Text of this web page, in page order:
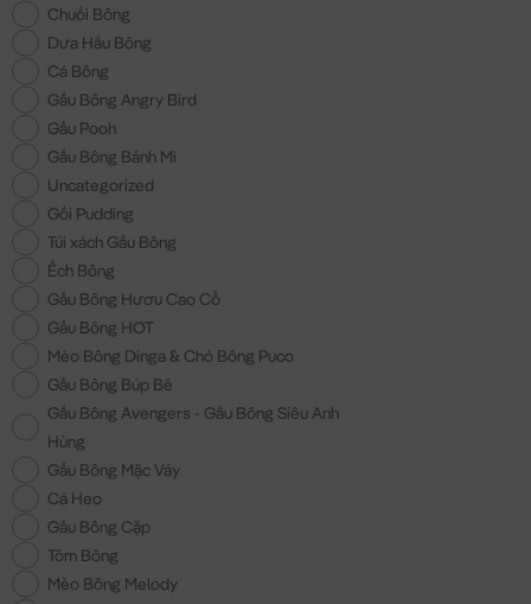
Chuối Bông
Dưa Hấu Bông
Cá Bông
Gấu Bông Angry Bird
Gấu Pooh
Gấu Bông Bánh Mì
Uncategorized
Gối Pudding
Túi xách Gấu Bông
Ếch Bông
Gấu Bông Hươu Cao Cổ
Gấu Bông HOT
Mèo Bông Dinga & Chó Bông Puco
Gấu Bông Búp Bê
Gấu Bông Avengers - Gấu Bông Siêu Anh
Hùng
Gấu Bông Mặc Váy
Cá Heo
Gấu Bông Cặp
Tôm Bông
Mèo Bông Melody